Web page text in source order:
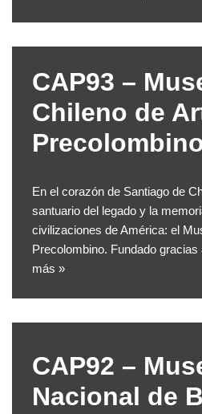
CAP93 –
Chileno de
En el corazón de Santiago de
santuario del legado y la
civilizaciones de América: el
Precolombino. Fundado
más »
CAP92 –
Nacional de